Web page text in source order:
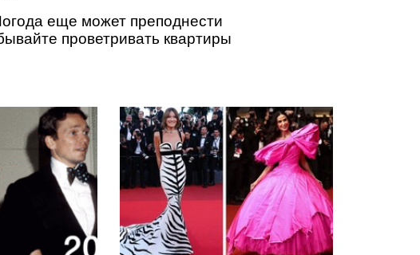
еще может преподнести
проветривать квартиры